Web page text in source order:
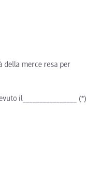
della merce resa per
il________________ (*)